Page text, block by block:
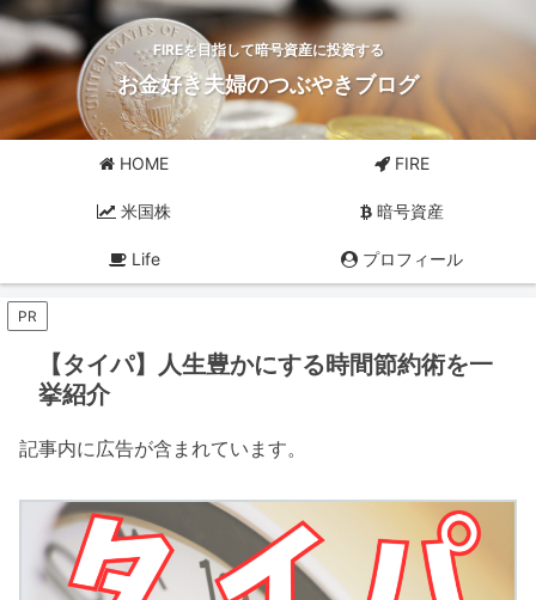
FIREを目指して暗号資産に投資する
お金好き夫婦のつぶやきブログ
HOME FIRE
米国株 暗号資産
Life プロフィール
PR
【タイパ】人生豊かにする時間節約術を一
挙紹介
記事内に広告が含まれています。